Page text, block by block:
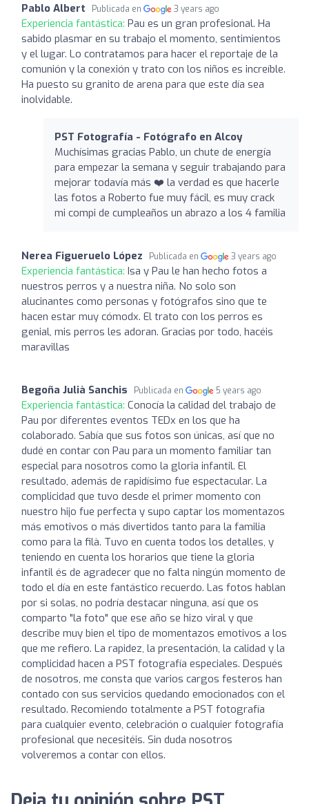
Pablo Albert Publicada en 3 years ago
Experiencia fantástica: Pau es un gran profesional. Ha
sabido plasmar en su trabajo el momento, sentimientos
y el lugar. Lo contratamos para hacer el reportaje de la
comunión y la conexión y trato con los niños es increíble.
Ha puesto su granito de arena para que este día sea
inolvidable.
PST Fotografía - Fotógrafo en Alcoy
Muchísimas gracias Pablo, un chute de energía
para empezar la semana y seguir trabajando para
mejorar todavía más ❤️ la verdad es que hacerle
las fotos a Roberto fue muy fácil, es muy crack
mi compi de cumpleaños un abrazo a los 4 familia
Nerea Figueruelo López Publicada en 3 years ago
Experiencia fantástica: Isa y Pau le han hecho fotos a
nuestros perros y a nuestra niña. No solo son
alucinantes como personas y fotógrafos sino que te
hacen estar muy cómodx. El trato con los perros es
genial, mis perros les adoran. Gracias por todo, hacéis
maravillas
Begoña Julià Sanchis Publicada en 5 years ago
Experiencia fantástica: Conocía la calidad del trabajo de
Pau por diferentes eventos TEDx en los que ha
colaborado. Sabía que sus fotos son únicas, así que no
dudé en contar con Pau para un momento familiar tan
especial para nosotros como la gloria infantil. El
resultado, además de rapidísimo fue espectacular. La
complicidad que tuvo desde el primer momento con
nuestro hijo fue perfecta y supo captar los momentazos
más emotivos o más divertidos tanto para la familia
como para la filà. Tuvo en cuenta todos los detalles, y
teniendo en cuenta los horarios que tiene la gloria
infantil és de agradecer que no falta ningún momento de
todo el día en este fantástico recuerdo. Las fotos hablan
por si solas, no podría destacar ninguna, así que os
comparto "la foto" que ese año se hizo viral y que
describe muy bien el tipo de momentazos emotivos a los
que me refiero. La rapidez, la presentación, la calidad y la
complicidad hacen a PST fotografía especiales. Después
de nosotros, me consta que varios cargos festeros han
contado con sus servicios quedando emocionados con el
resultado. Recomiendo totalmente a PST fotografía
para cualquier evento, celebración o cualquier fotografía
profesional que necesitéis. Sin duda nosotros
volveremos a contar con ellos.